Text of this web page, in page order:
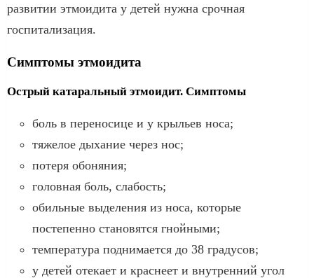
развитии этмоидита у детей нужна срочная
госпитализация.
Симптомы этмоидита
Острый катаральный этмоидит. Симптомы
боль в переносице и у крыльев носа;
тяжелое дыхание через нос;
потеря обоняния;
головная боль, слабость;
обильные выделения из носа, которые
постепенно становятся гнойными;
температура поднимается до 38 градусов;
у детей отекает и краснеет и внутренний угол